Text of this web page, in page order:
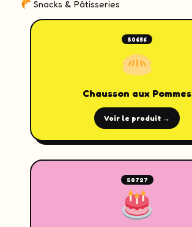
Snacks & Pâtisseries
S0656
Chausson aux Pommes
Voir le produit →
S0727